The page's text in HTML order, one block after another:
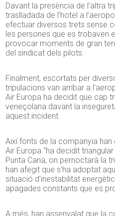
Davant la presència de l’altra
traslladada de l’hotel a
efectuar diversos trets sense
les persones que es trobaven
provocar moments de gran
del sindicat dels pilots.
Finalment, escortats per
tripulacions van arribar a
Air Europa ha decidit que cap
veneçolana davant la
aquest incident.
Així fonts de la companyia han
Air Europa “ha decidit
Punta Cana, on pernoctarà la
han afegit que s’ha adoptat
situació d’inestabilitat
apagades constants que es
A més, han assenyalat que la